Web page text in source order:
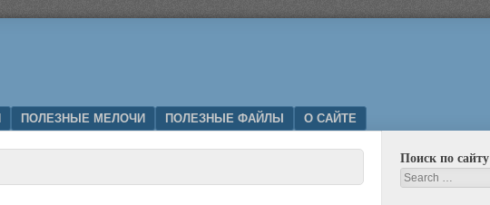
ПОЛЕЗНЫЕ МЕЛОЧИ ПОЛЕЗНЫЕ ФАЙЛЫ О САЙТЕ
Поиск по сайту
Search